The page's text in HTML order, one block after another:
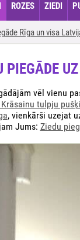
ROZES ZIEDI
Rīga un visa
PIEGĀDE
vēl vienu
tulpju
, vienkārši uzejat
Jums: Ziedu